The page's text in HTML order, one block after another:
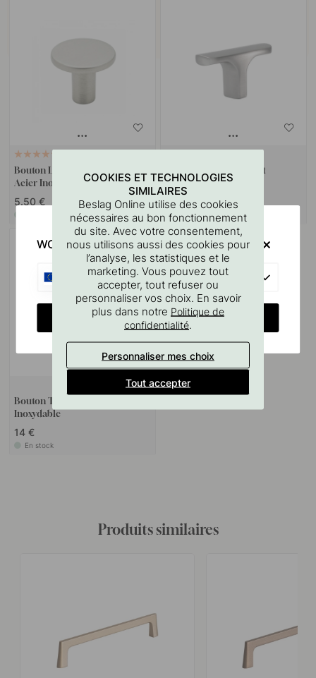
Bouton Lund - 25mm - Fini
Acier Inoxydable
5.50 €
Bouton T Ethel - Aspect
Inoxydable
10 €
En stock
+ COULEURS
Bouton T Vibe Plain - Aspect
Inoxydable
14 €
En stock
Produits similaires
COOKIES ET TECHNOLOGIES
SIMILAIRES
Beslag Online utilise des cookies
nécessaires au bon fonctionnement
du site. Avec votre consentement,
nous utilisons aussi des cookies pour
l’analyse, les statistiques et le
marketing. Vous pouvez tout
accepter, tout refuser ou
personnaliser vos choix. En savoir
plus dans notre Politique de
confidentialité.
Personnaliser mes choix
Tout accepter
WOULD YOU RATHER VISIT?
CHANGE COUNTRY